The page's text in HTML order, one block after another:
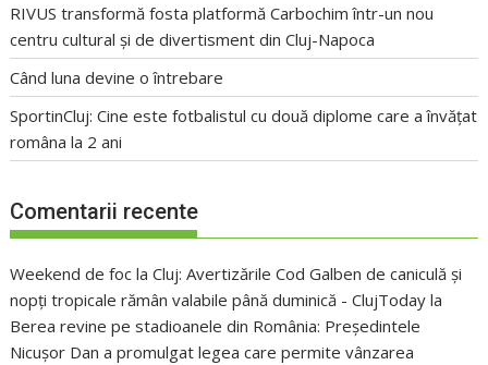
RIVUS transformă fosta platformă Carbochim într-un nou
centru cultural și de divertisment din Cluj-Napoca
Când luna devine o întrebare
SportinCluj: Cine este fotbalistul cu două diplome care a învățat
româna la 2 ani
Comentarii recente
Weekend de foc la Cluj: Avertizările Cod Galben de caniculă și
nopți tropicale rămân valabile până duminică - ClujToday la
Berea revine pe stadioanele din România: Președintele
Nicușor Dan a promulgat legea care permite vânzarea